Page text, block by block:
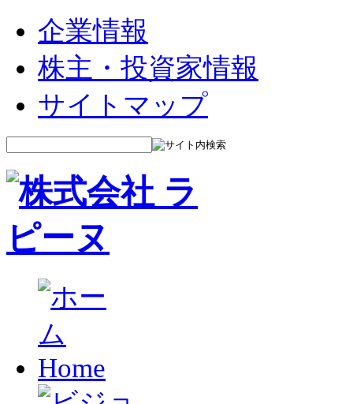
企業情報
株主・投資家情報
サイトマップ